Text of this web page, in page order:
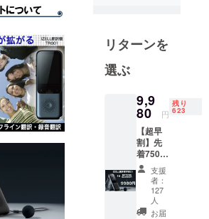
い、お客様
にご満足頂
ける商品を
探してまい
ります。
特商法表記
事業者の名
称:株式会社
ベルクレー
リターンを
選ぶ
9,9
80 円
残り
623
【超早
割】先
着750名
様限
定！
【IZELL
翻訳機
TR001
支援
者：
127
人
お届